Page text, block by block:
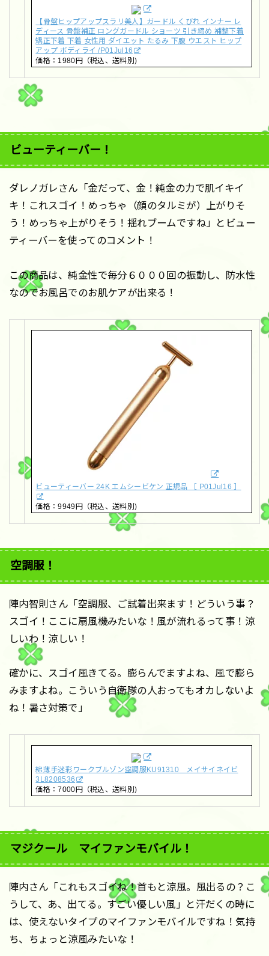
【骨盤ヒップアップスラリ美人】ガードル くびれ インナー レ
ディース 骨盤補正 ロングガードル ショーツ 引き締め 補整下着
矯正下着 下着 女性用 ダイエット たるみ 下腹 ウエスト ヒップ
アップ ボディライ /P01Jul16
価格：1980円（税込、送料別)
ビューティーバー！
ダレノガレさん「金だって、金！純金の力で肌イキイ
キ！これスゴイ！めっちゃ（顔のタルミが）上がりそ
う！めっちゃ上がりそう！揺れブームですね」とビュー
ティーバーを使ってのコメント！
この商品は、純金性で毎分６０００回の振動し、防水性
なのでお風呂でのお肌ケアが出来る！
ビューティーバー 24K エムシービケン 正規品 ［ P01Jul16 ］
価格：9949円（税込、送料別)
空調服！
陣内智則さん「空調服、ご試着出来ます！どういう事？
スゴイ！ここに扇風機みたいな！風が流れるって事！涼
しいわ！涼しい！
確かに、スゴイ風きてる。膨らんでますよね、風で膨ら
みますよね。こういう自衛隊の人おってもオカしないよ
ね！暑さ対策で」
綿薄手迷彩ワークブルゾン空調服KU91310 メイサイネイビ
3L8208536
価格：7000円（税込、送料別)
マジクール マイファンモバイル！
陣内さん「これもスゴイね！首もと涼風。風出るの？こ
うして、あ、出てる。すごい優しい風」と汗だくの時に
は、使えないタイプのマイファンモバイルですね！気持
ち、ちょっと涼風みたいな！